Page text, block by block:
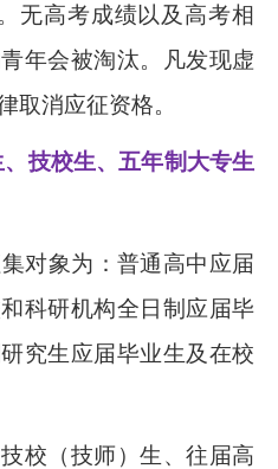
无高考成绩以及高考相
年会被淘汰。凡发现虚
取消应征资格。
技校生、五年制大专生
对象为：普通高中应届
科研机构全日制应届毕
究生应届毕业生及在校
校（技师）生、往届高